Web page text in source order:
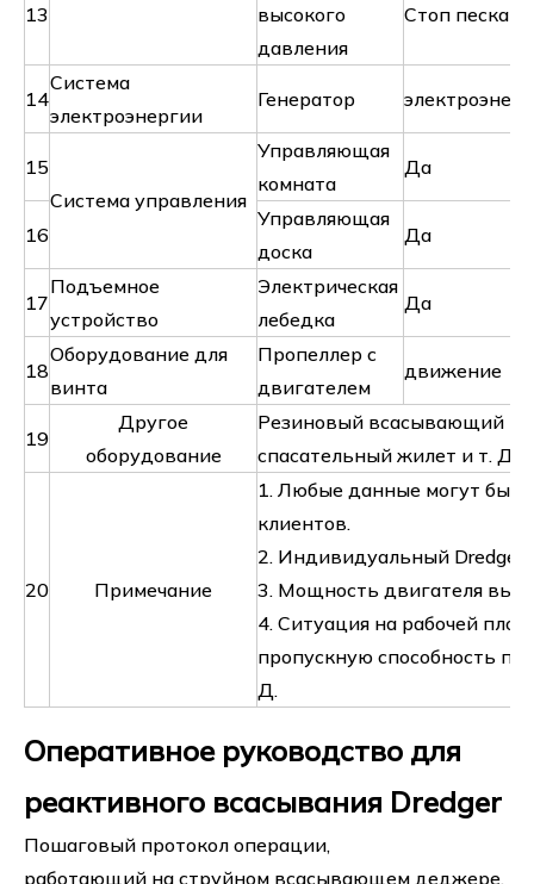
13
высокого
давления
Стоп песка
14
Система
электроэнергии
Генератор
15
Система управления
Управляющая
комната
Да
16
Управляющая
доска
Да
17
Подъемное
устройство
Электрическая
лебедка
Да
18
Оборудование для
винта
Пропеллер с
двигателем
движение
19
Другое
оборудование
Резиновый всасывающий
спасательный жилет и т. Д.
20 Примечание
1. Любые данные могут
клиентов.
2. Индивидуальный Dredger
3. Мощность двигателя
4. Ситуация на рабочей
пропускную способность
Д.
Оперативное руководство для
реактивного всасывания Dredger
Пошаговый протокол операции,
работающий на струйном всасывающем деджере,